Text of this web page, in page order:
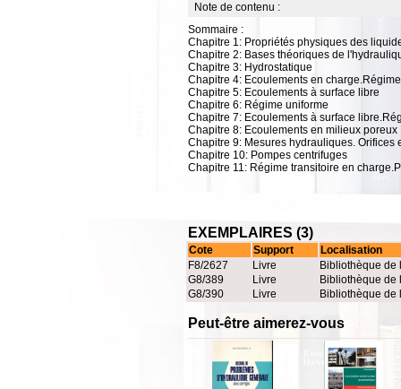
Note de contenu :
Sommaire :
Chapitre 1: Propriétés physiques des
Chapitre 2: Bases théoriques de
Chapitre 3: Hydrostatique
Chapitre 4: Ecoulements en
Chapitre 5: Ecoulements à surface libre
Chapitre 6: Régime uniforme
Chapitre 7: Ecoulements à surface
Chapitre 8: Ecoulements en milieux poreux
Chapitre 9: Mesures hydrauliques. Orifices
Chapitre 10: Pompes centrifuges
Chapitre 11: Régime transitoire en
EXEMPLAIRES (3)
Cote Support
Localisation
F8/2627
Livre
Bibliothèque de
G8/389
Livre
Bibliothèque de
G8/390
Livre Bibliothèque de
Peut-être aimerez-vous